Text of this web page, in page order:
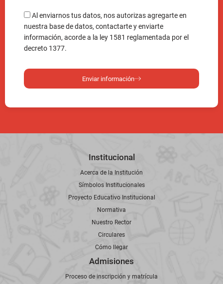
Al enviarnos tus datos, nos autorizas agregarte en
nuestra base de datos, contactarte y enviarte
información, acorde a la ley 1581 reglamentada por el
decreto 1377.
Enviar información
Institucional
Acerca de la Institución
Símbolos Institucionales
Proyecto Educativo Institucional
Normativa
Nuestro Rector
Circulares
Cómo llegar
Admisiones
Proceso de inscripción y matrícula